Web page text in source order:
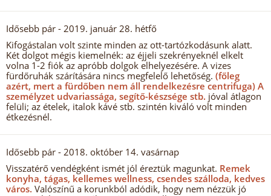
Idősebb pár - 2019. január 28. hétfő
Kifogástalan volt szinte minden az ott-tartózkodásunk alatt.
Két dolgot mégis kiemelnék: az éjjeli szekrényeknél elkelt
volna 1-2 fiók az apróbb dolgok elhelyezésére. A vizes
fürdőruhák szárítására nincs megfelelő lehetőség. (főleg
azért, mert a fürdőben nem áll rendelkezésre centrifuga) A
személyzet udvariassága, segítő-készsége stb. jóval átlagon
felüli; az ételek, italok kávé stb. szintén kiváló volt minden
étkezésnél.
Idősebb pár - 2018. október 14. vasárnap
Visszatérő vendégként ismét jól éreztük magunkat. Remek
konyha, tágas, kellemes wellness, csendes szálloda, kedves
város. Valószínű a korunkból adódik, hogy nem nézzük jó